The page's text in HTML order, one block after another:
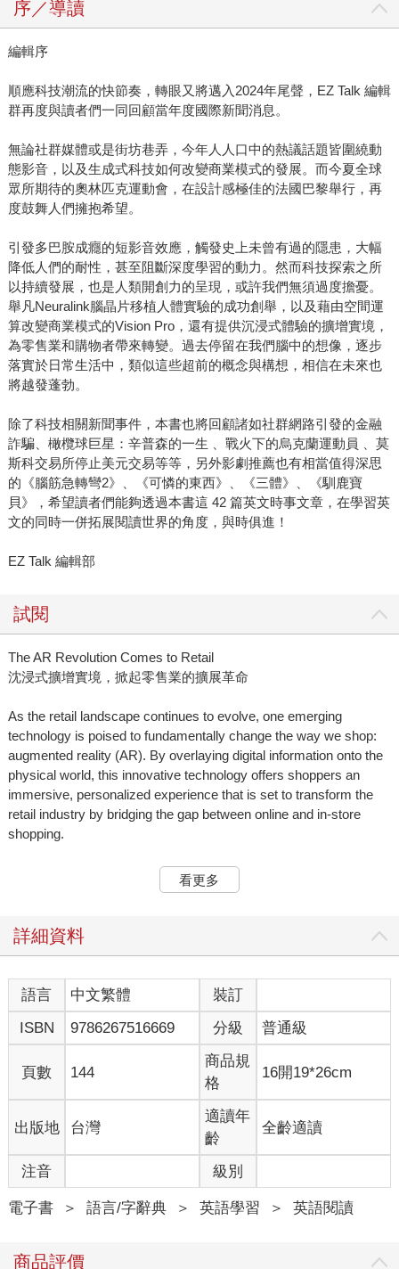
序／導讀
編輯序
順應科技潮流的快節奏，轉眼又將邁入2024年尾聲，EZ Talk 編輯
群再度與讀者們一同回顧當年度國際新聞消息。
無論社群媒體或是街坊巷弄，今年人人口中的熱議話題皆圍繞動
態影音，以及生成式科技如何改變商業模式的發展。而今夏全球
眾所期待的奧林匹克運動會，在設計感極佳的法國巴黎舉行，再
度鼓舞人們擁抱希望。
引發多巴胺成癮的短影音效應，觸發史上未曾有過的隱患，大幅
降低人們的耐性，甚至阻斷深度學習的動力。然而科技探索之所
以持續發展，也是人類開創力的呈現，或許我們無須過度擔憂。
舉凡Neuralink腦晶片移植人體實驗的成功創舉，以及藉由空間運
算改變商業模式的Vision Pro，還有提供沉浸式體驗的擴增實境，
為零售業和購物者帶來轉變。過去停留在我們腦中的想像，逐步
落實於日常生活中，類似這些超前的概念與構想，相信在未來也
將越發蓬勃。
除了科技相關新聞事件，本書也將回顧諸如社群網路引發的金融
詐騙、橄欖球巨星：辛普森的一生 、戰火下的烏克蘭運動員 、莫
斯科交易所停止美元交易等等，另外影劇推薦也有相當值得深思
的《腦筋急轉彎2》、《可憐的東西》、《三體》、《馴鹿寶
貝》，希望讀者們能夠透過本書這 42 篇英文時事文章，在學習英
文的同時一併拓展閱讀世界的角度，與時俱進！
EZ Talk 編輯部
試閱
The AR Revolution Comes to Retail
沈浸式擴增實境，掀起零售業的擴展革命
As the retail landscape continues to evolve, one emerging
technology is poised to fundamentally change the way we shop:
augmented reality (AR). By overlaying digital information onto the
physical world, this innovative technology offers shoppers an
immersive, personalized experience that is set to transform the
retail industry by bridging the gap between online and in-store
shopping.
隨著零售型態不斷演變，有一種新興科技準備從根本改變我們的
購物方式，那就是擴增實境。這項創新科技將數位資訊疊加於實
式的個人化體驗，勢必將為零售業帶來轉變。
segments, with major brands embracing this cutting-edge
technology. Take furniture giant IKEA, for example. Their IKEA
Place app allows customers to virtually place 3D models of IKEA
products in their own homes, helping them visualize how furniture
will look before making a purchase. This eliminates the frustration
often associated with online furniture shopping.
擴增實境已在某些零售部門取得進展，各大品牌均開始採用這種
尖端科技。以家具巨頭宜家家居為例，他們的IKEA Place應用程
式允許消費者以虛擬方式，將產品的3D模型擺放在自己家中，讓
消費者可以看到家具購買後的實際樣子。這種方式可以排除網購
家具時經常出現的困擾。
Sephora’s Virtual Artist feature enables shoppers to virtually apply
看更多
詳細資料
語言 中文繁體
裝訂
ISBN
9786267516669 分級 普通級
頁數 144
商品規
格
16開19*26cm
出版地 台灣
適讀年
齡
全齡適讀
注音 級別
電子書 ＞ 語言/字辭典 ＞ 英語學習 ＞ 英語閱讀
商品評價